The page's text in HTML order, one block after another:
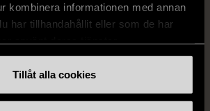
kombinera informationen med annan
har tillhandahållit eller som de har
Tillåt alla cookies
199 kr